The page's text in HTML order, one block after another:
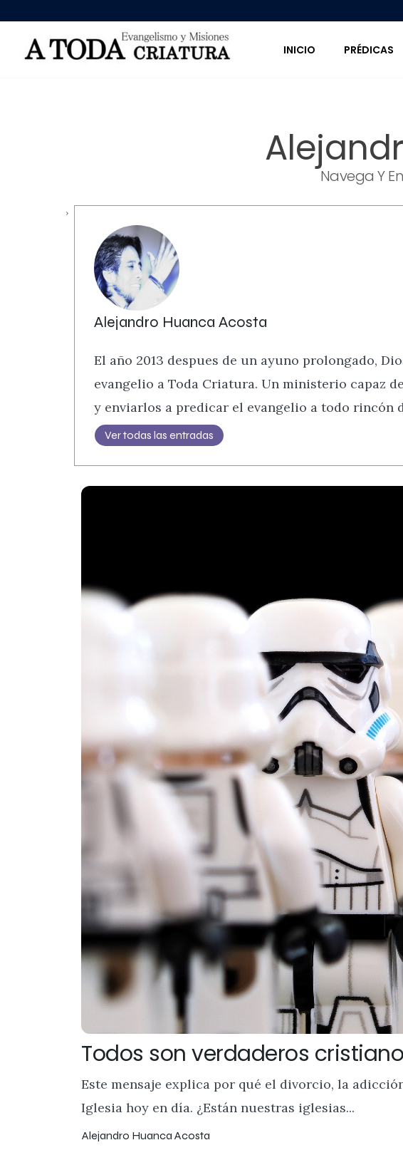
INICIO PRÉDICAS
Navega Y
Alejandro Huanca Acosta
El año 2013 despues de un ayuno prolongado,
evangelio a Toda Criatura. Un ministerio capaz
y enviarlos a predicar el evangelio a todo rincón
Ver todas las entradas
Todos son verdaderos
Este mensaje explica por qué el divorcio, la
Iglesia hoy en día. ¿Están nuestras iglesias...
Alejandro Huanca Acosta